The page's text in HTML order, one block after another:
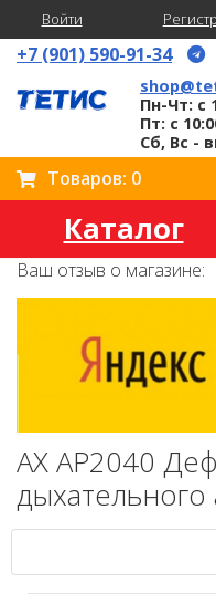
Войти
+7 (901) 590-91-34
Пн-Чт: с
Пт: с
Сб, Вс -
Товаров: 0
Каталог
Ваш отзыв о магазине:
AX AP2040
дыхательного